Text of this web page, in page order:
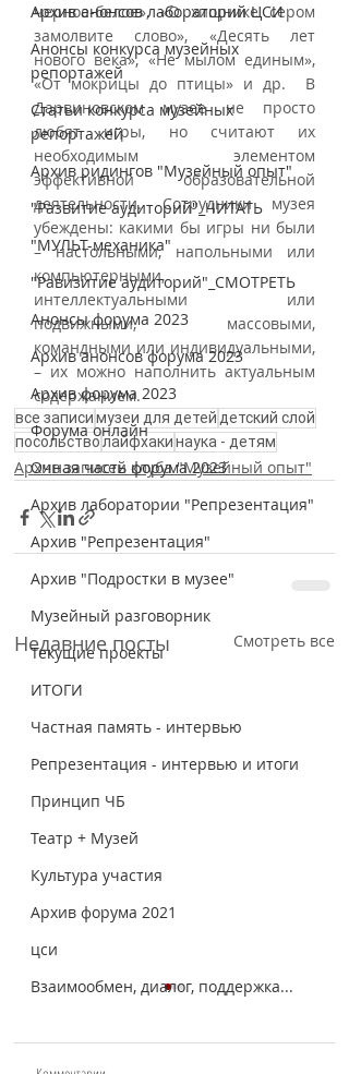
Архив анонсов лабораторий ЦСИ
Анонсы конкурса музейных
репортажей
Статьи конкурса музейных
репортажей
Архив ридингов "Музейный опыт"
"Развитие аудиторий"_ЧИТАТЬ
"МУЛЬТ-механика"
"Равизитие аудиторий"_СМОТРЕТЬ
Анонсы форума 2023
Архив анонсов форума 2023
Архив форума 2023
Форума онлайн
Очная часть форума 2023
Архив лаборатории "Репрезентация"
Архив "Репрезентация"
Архив "Подростки в музее"
Музейный разговорник
Текущие проекты
ИТОГИ
Частная память - интервью
Репрезентация - интервью и итоги
Принцип ЧБ
Театр + Музей
Культура участия
Архив форума 2021
цси
Взаимообмен, диалог, поддержка...
черное-белое», «О хищнике сером
замолвите слово», «Десять лет
нового века», «Не мылом единым»,
«От мокрицы до птицы» и др.  В
Дарвиновском музее не просто
любят игры, но считают их
необходимым элементом
эффективной образовательной
деятельности. Сотрудники музея
убеждены: какими бы игры ни были
– настольными, напольными или
компьютерными,
интеллектуальными или
подвижными, массовыми,
командными или индивидуальными,
– их можно наполнить актуальным
содержанием.
все записимузеи для детей детский слой
посольстволайфхакинаука - детям
Архив записей клуба "Музейный опыт"
Недавние посты Смотреть все